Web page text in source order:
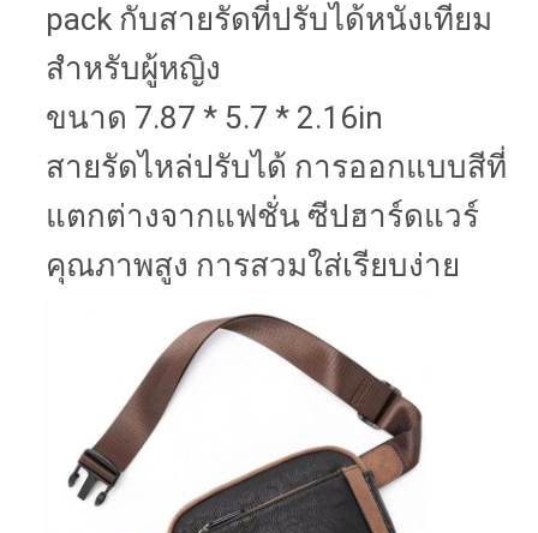
pack กับสายรัดที่ปรับได้หนังเทียม
สําหรับผู้หญิง
ขนาด 7.87 * 5.7 * 2.16in
สายรัดไหล่ปรับได้ การออกแบบสีที่
แตกต่างจากแฟชั่น ซีปฮาร์ดแวร์
คุณภาพสูง การสวมใส่เรียบง่าย